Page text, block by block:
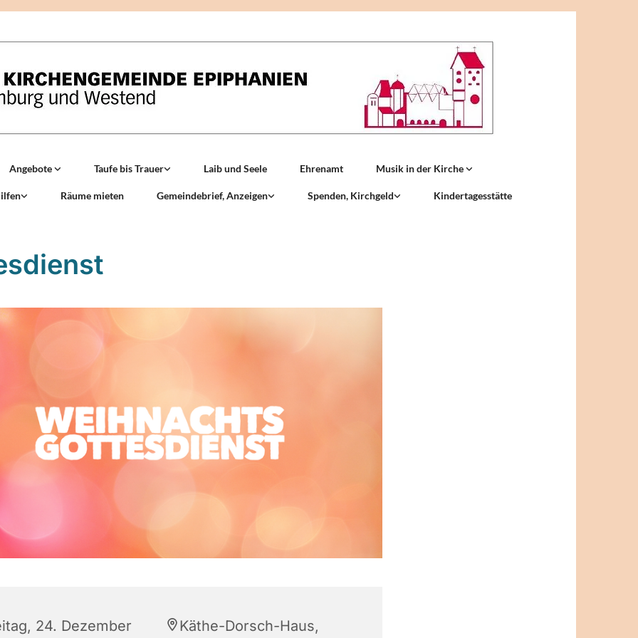
Angebote Taufe bis Trauer Laib und Seele Ehrenamt Musik in der Kirche
Räume mieten Gemeindebrief, Anzeigen Spenden, Kirchgeld Kindertagesstätte
24. Dezember Käthe-Dorsch-Haus,